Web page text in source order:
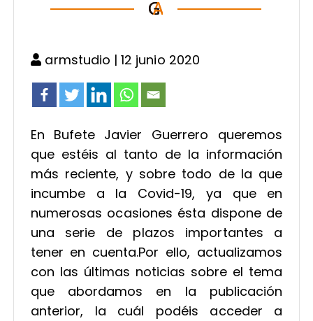
armstudio | 12 junio 2020
En Bufete Javier Guerrero queremos
que estéis al tanto de la información
más reciente, y sobre todo de la que
incumbe a la Covid-19, ya que en
numerosas ocasiones ésta dispone de
una serie de plazos importantes a
tener en cuenta.Por ello, actualizamos
con las últimas noticias sobre el tema
que abordamos en la publicación
anterior, la cuál podéis acceder a